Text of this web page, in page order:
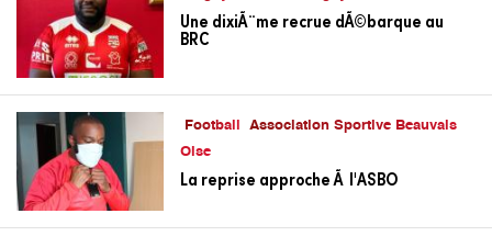
Une dixiÃ¨me recrue dÃ©barque au
BRC
Football
Association Sportive Beauvais
Oise
La reprise approche Ã l'ASBO